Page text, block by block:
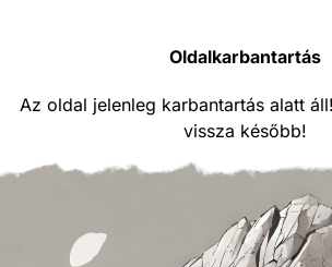
Oldalkarbantartás
Az oldal jelenleg karbantartás alatt
vissza később!